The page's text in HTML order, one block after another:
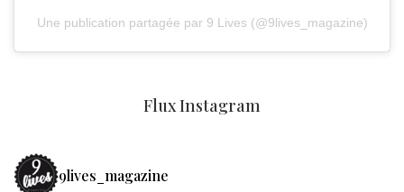
Une publication partagée par 9 Lives (@9lives_magazine)
Flux Instagram
9lives_magazine